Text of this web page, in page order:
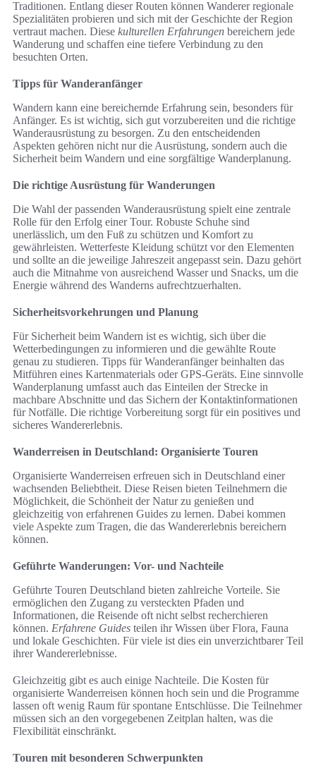
Traditionen. Entlang dieser Routen können Wanderer regionale
Spezialitäten probieren und sich mit der Geschichte der Region
vertraut machen. Diese kulturellen Erfahrungen bereichern jede
Wanderung und schaffen eine tiefere Verbindung zu den
besuchten Orten.
Tipps für Wanderanfänger
Wandern kann eine bereichernde Erfahrung sein, besonders für
Anfänger. Es ist wichtig, sich gut vorzubereiten und die richtige
Wanderausrüstung zu besorgen. Zu den entscheidenden
Aspekten gehören nicht nur die Ausrüstung, sondern auch die
Sicherheit beim Wandern und eine sorgfältige Wanderplanung.
Die richtige Ausrüstung für Wanderungen
Die Wahl der passenden Wanderausrüstung spielt eine zentrale
Rolle für den Erfolg einer Tour. Robuste Schuhe sind
unerlässlich, um den Fuß zu schützen und Komfort zu
gewährleisten. Wetterfeste Kleidung schützt vor den Elementen
und sollte an die jeweilige Jahreszeit angepasst sein. Dazu gehört
auch die Mitnahme von ausreichend Wasser und Snacks, um die
Energie während des Wanderns aufrechtzuerhalten.
Sicherheitsvorkehrungen und Planung
Für Sicherheit beim Wandern ist es wichtig, sich über die
Wetterbedingungen zu informieren und die gewählte Route
genau zu studieren. Tipps für Wanderanfänger beinhalten das
Mitführen eines Kartenmaterials oder GPS-Geräts. Eine sinnvolle
Wanderplanung umfasst auch das Einteilen der Strecke in
machbare Abschnitte und das Sichern der Kontaktinformationen
für Notfälle. Die richtige Vorbereitung sorgt für ein positives und
sicheres Wandererlebnis.
Wanderreisen in Deutschland: Organisierte Touren
Organisierte Wanderreisen erfreuen sich in Deutschland einer
wachsenden Beliebtheit. Diese Reisen bieten Teilnehmern die
Möglichkeit, die Schönheit der Natur zu genießen und
gleichzeitig von erfahrenen Guides zu lernen. Dabei kommen
viele Aspekte zum Tragen, die das Wandererlebnis bereichern
können.
Geführte Wanderungen: Vor- und Nachteile
Geführte Touren Deutschland bieten zahlreiche Vorteile. Sie
ermöglichen den Zugang zu versteckten Pfaden und
Informationen, die Reisende oft nicht selbst recherchieren
können. Erfahrene Guides teilen ihr Wissen über Flora, Fauna
und lokale Geschichten. Für viele ist dies ein unverzichtbarer Teil
ihrer Wandererlebnisse.
Gleichzeitig gibt es auch einige Nachteile. Die Kosten für
organisierte Wanderreisen können hoch sein und die Programme
lassen oft wenig Raum für spontane Entschlüsse. Die Teilnehmer
müssen sich an den vorgegebenen Zeitplan halten, was die
Flexibilität einschränkt.
Touren mit besonderen Schwerpunkten